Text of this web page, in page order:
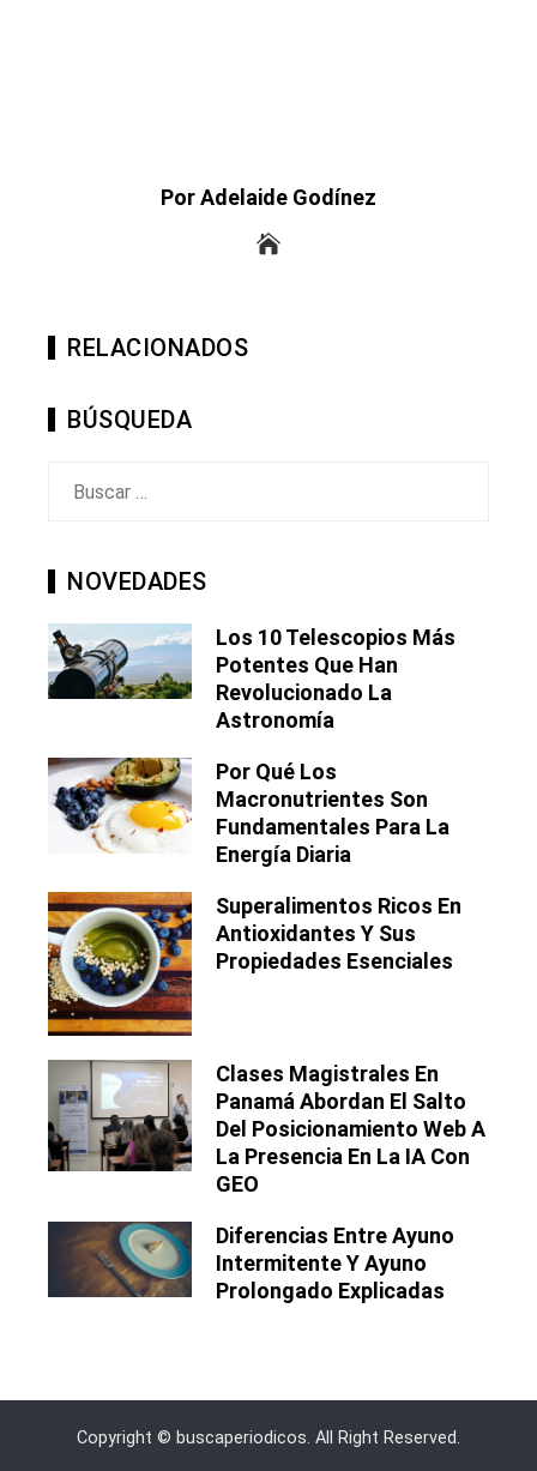
Por Adelaide Godínez
RELACIONADOS
BÚSQUEDA
NOVEDADES
Los 10 Telescopios Más
Potentes Que Han
Revolucionado La
Astronomía
Por Qué Los
Macronutrientes Son
Fundamentales Para La
Energía Diaria
Superalimentos Ricos En
Antioxidantes Y Sus
Propiedades Esenciales
Clases Magistrales En
Panamá Abordan El Salto
Del Posicionamiento Web A
La Presencia En La IA Con
GEO
Diferencias Entre Ayuno
Intermitente Y Ayuno
Prolongado Explicadas
Copyright © buscaperiodicos. All Right Reserved.